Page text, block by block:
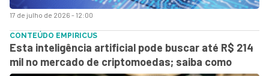
17 de julho de 2026 - 12:00
CONTEÚDO EMPIRICUS
Esta inteligência artificial pode buscar até R$ 214
mil no mercado de criptomoedas; saiba como